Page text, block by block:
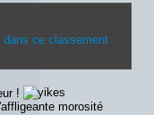
dans ce classement
!
morosité